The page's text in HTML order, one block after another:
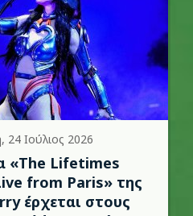
24 Ιούλιος 2026
«The Lifetimes
from Paris» της
έρχεται στους